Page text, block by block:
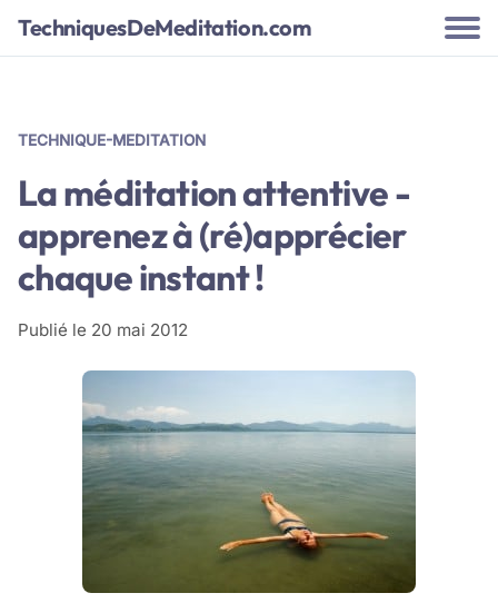
TechniquesDeMeditation.com
TECHNIQUE-MEDITATION
La méditation attentive -
apprenez à (ré)apprécier
chaque instant !
Publié le 20 mai 2012